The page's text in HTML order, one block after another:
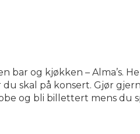
bar og kjøkken – Alma’s.
skal på konsert. Gjør
og bli billettert mens du